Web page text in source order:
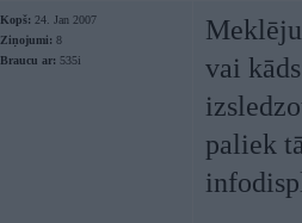
Kopš: 24. Jan 2007
Ziņojumi: 8
Braucu ar: 535i
vai
paliek